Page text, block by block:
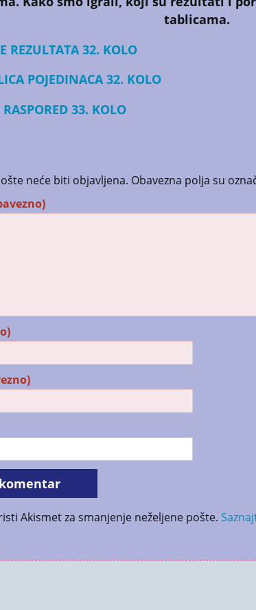
tablicama.
REZULTATA 32. KOLO
POJEDINACA 32. KOLO
33. KOLO
neće biti objavljena. Obavezna polja su
Akismet za smanjenje neželjene pošte.